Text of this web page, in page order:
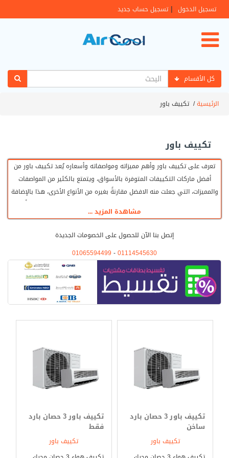
تسجيل الدخول | تسجيل حساب جديد
كل الأقسام
الرئيسية/تكييف باور
تكييف باور
تعرف على تكييف باور وأهم مميزاته ومواصفاته وأسعاره يُعد تكييف باور من
أفضل ماركات التكييفات المتوفرة بالأسواق، ويتمتع بالكثير من المواصفات
والمميزات، التي جعلت منه الافضل مقارنةً بغيره من الأنواع الأخرى، هذا بالإضافة
إلى حرص القائمين على الشركة، القيام بتطوير الأجهزة بصفة دورية إضافةً إلى
معالجة كافة العيوب التي يصرح بها العملاء، وفي مقالنا هذا سوف نتعرف على
كافة المعلومات الخاصة بتكييف باور. المواصفات الخاصة بـ تكييف باور يتمتع
تكييف باور بالعديد من المواصفات وتتلخص تلك المميزات فيما يلي:- خاصية
التشغيل الذاتي أو التلقائي تُعتبر تلك الميزة ذات نفع كبيرة للمستخدم، حيث تعمل
تلك الخاصية على استعادة التشغيل وفق النظام المُبرمج مُسبقًا ويكون ذلك
بشكل تلقائي، وذلك عند حدوث أي من الأعطال بالكهرباء أو انقطاعه. خاصية
الانفرتر مما لاشك فيه أنه يتزايد الضغط على تشغيل التكييفات خلال فصل الصيف
على وجه الخصوص، مما يجعل المستهلك في قلق دائم بشأن الفاتورة الشهرية
للكهرباء، ولكن مع خاصية الانفرتر لا داعي للقلق حيث تعمل تلك الخاصية على
خاصية التربو كول يختص تكييف باور بامتلاكه خاصية التربو كول، تلك الخاصية
التي تعمل على تسريع عملية تبريد الغرفة، حيث أنه فور تشغيل التكييف تبدأ تلك
الخاصية في العمل مما يترتب عليها، تبريد الغرفة بوقت قياسي. خاصية البلازما
كلاستر لتلك الخاصية أهمية كبيرة كونها تعمل على التخلص من الروائح الكريهة،
بهواء نقي ومنعش، كونه يعمل على توزيع الهواء بست اتجاهات على عكس
الهادئ، والتي تمنح العميل متعة الهواء النقي دون الانزعاج من الأصوات الصادرة
مشاهدة المزيد ...
إتصل بنا الآن للحصول على الخصومات الجديدة
01114545630
-
01065594499
تكييف باور 3 حصان بارد
ساخن
تكييف باور
تكييف باور 3 حصان بارد
فقط
تكييف باور